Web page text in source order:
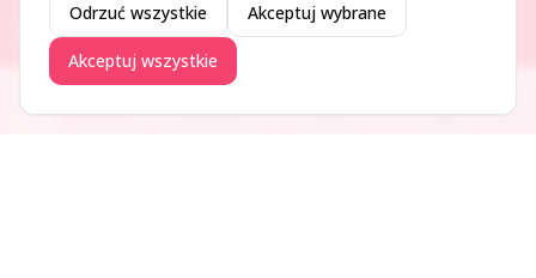
DODAJ I PROMUJ
Dodaj ogłoszenie
Dodaj firmę
Ogłoszenia Aktualności Firmy Blog
Odrzuć wszystkie Akceptuj wybrane
Akceptuj wszystkie